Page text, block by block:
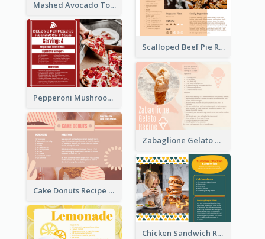
Mashed Avocado Toast Recipe Card
Scalloped Beef Pie Recipe Card
Pepperoni Mushroom Pizza Recipe Card
Zabaglione Gelato Recipe Card
Cake Donuts Recipe Card
Chicken Sandwich Recipe Card